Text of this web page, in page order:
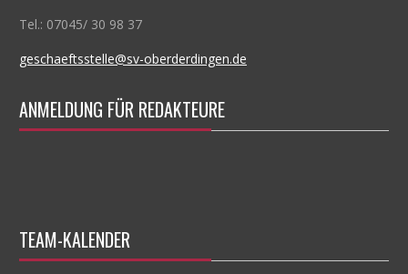
Tel.: 07045/ 30 98 37
geschaeftsstelle@sv-oberderdingen.de
ANMELDUNG FÜR REDAKTEURE
TEAM-KALENDER